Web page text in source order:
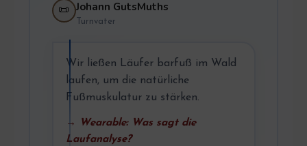
📜 Johann GutsMuths
Turnvater
Wir ließen Läufer barfuß im Wald
laufen, um die natürliche
Fußmuskulatur zu stärken.
→ Wearable: Was sagt die
Laufanalyse?